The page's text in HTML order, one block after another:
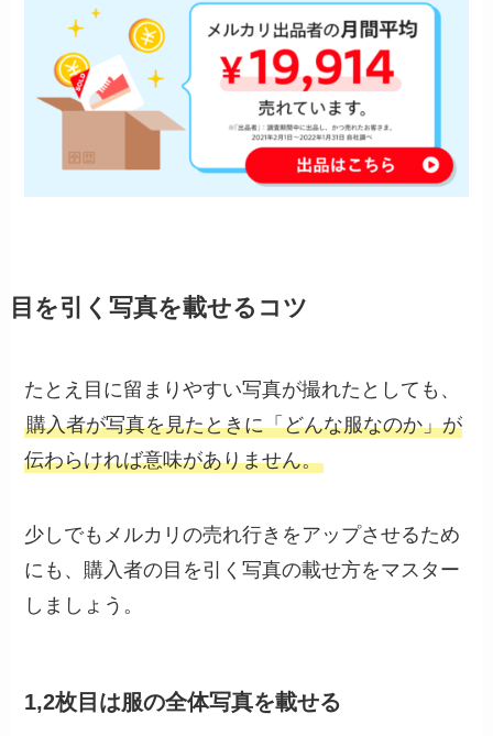
目を引く写真を載せるコツ
たとえ目に留まりやすい写真が撮れたとしても、
購入者が写真を見たときに「どんな服なのか」が
伝わらければ意味がありません。
少しでもメルカリの売れ行きをアップさせるため
にも、購入者の目を引く写真の載せ方をマスター
しましょう。
1,2枚目は服の全体写真を載せる